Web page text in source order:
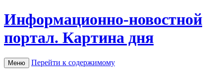
Информационно-новостной
портал. Картина дня
Меню Перейти к содержимому